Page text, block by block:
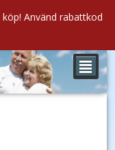
²
Använd rabattkod